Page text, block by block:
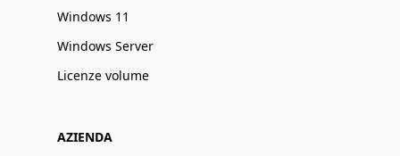
Windows 11
Windows Server
Licenze volume
AZIENDA